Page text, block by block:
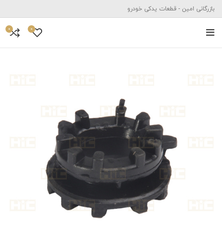
بازرگانی امین - قطعات یدکی خودرو
0
0